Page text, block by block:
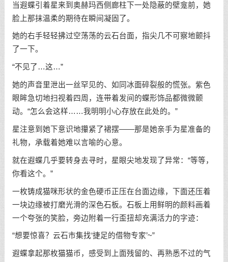
当遐蝶引着星来到奥赫玛西侧廊柱下一处隐蔽的壁龛前，她
脸上那抹温柔的期待在瞬间凝固了。
她的右手轻轻拂过空荡荡的云石台面，指尖几不可察地颤抖
了一下。
“不见了…这…”
她的声音里泄出一丝罕见的、如同冰面碎裂般的慌张。紫色
眼眸急切地扫视着四周，连带着发间的蝶形饰品都微微颤
动。“怎么会这样……我明明小心存放在此处的。”
星注意到她下意识地攥紧了裙摆——那是她亲手为星准备的
礼物，承载着她难以言喻的心意。
就在遐蝶几乎要转身去寻时，星眼尖地发现了异常：“等等，
你看这个。”
一枚铸成猫咪形状的金色硬币正压在台面边缘，下面还压着
一块边缘被打磨光滑的深色石板。石板上用鲜明的颜料画着
一个夸张的笑脸，旁边附着一行歪扭却充满活力的字迹：
“想要惊喜？云石市集找‘捷足的借物专家’~”
遐蝶拿起那枚猫猫币，感受到上面残留的、再熟悉不过的气